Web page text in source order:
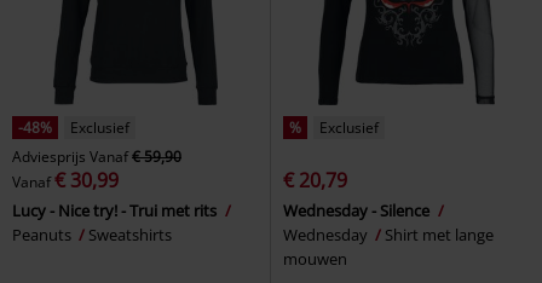
-48%
Exclusief
Adviesprijs Vanaf€ 59,90
Vanaf€ 30,99
Lucy - Nice try! - Trui met rits
Peanuts
Sweatshirts
% Exclusief
€ 20,79
Wednesday - Silence
Wednesday
Shirt met lange
mouwen